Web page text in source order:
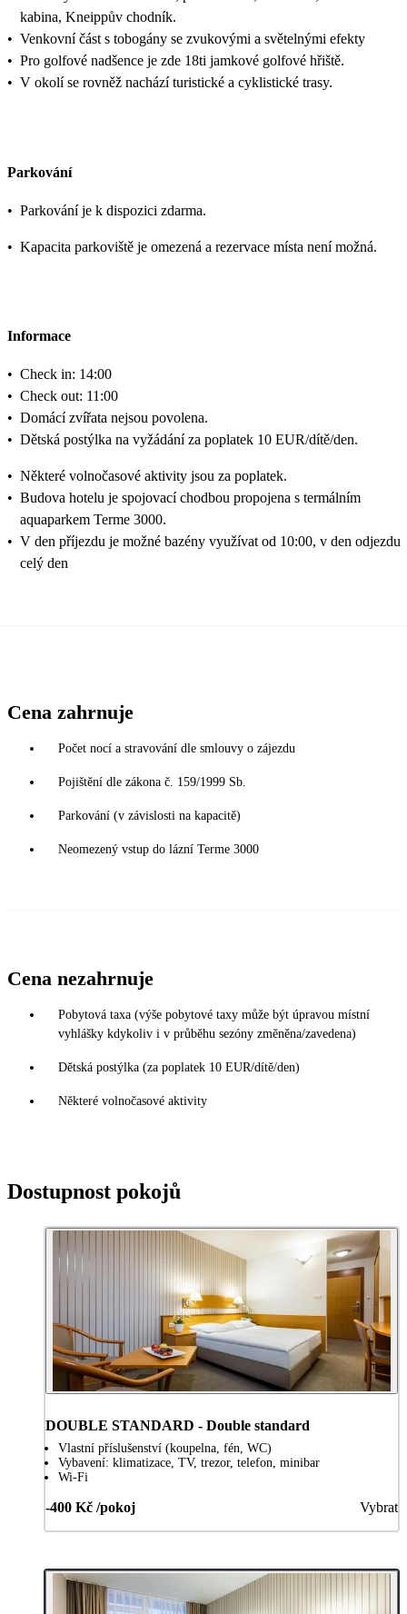
kabina, Kneippův chodník.
• Venkovní část s tobogány se zvukovými a světelnými efekty
• Pro golfové nadšence je zde 18ti jamkové golfové hřiště.
• V okolí se rovněž nachází turistické a cyklistické trasy.
Parkování
• Parkování je k dispozici zdarma.
• Kapacita parkoviště je omezená a rezervace místa není možná.
Informace
• Check in: 14:00
• Check out: 11:00
• Domácí zvířata nejsou povolena.
• Dětská postýlka na vyžádání za poplatek 10 EUR/dítě/den.
• Některé volnočasové aktivity jsou za poplatek.
• Budova hotelu je spojovací chodbou propojena s termálním
aquaparkem Terme 3000.
• V den příjezdu je možné bazény využívat od 10:00, v den odjezdu
celý den
Cena zahrnuje
Počet nocí a stravování dle smlouvy o zájezdu
Pojištění dle zákona č. 159/1999 Sb.
Parkování (v závislosti na kapacitě)
Neomezený vstup do lázní Terme 3000
Cena nezahrnuje
Pobytová taxa (výše pobytové taxy může být úpravou místní
vyhlášky kdykoliv i v průběhu sezóny změněna/zavedena)
Dětská postýlka (za poplatek 10 EUR/dítě/den)
Některé volnočasové aktivity
Dostupnost pokojů
DOUBLE STANDARD - Double standard
Vlastní příslušenství (koupelna, fén, WC)
Vybavení: klimatizace, TV, trezor, telefon, minibar
Wi-Fi
-400 Kč /pokoj Vybrat